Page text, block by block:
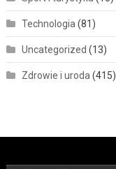
Technologia(81)
Uncategorized (13)
Zdrowie i uroda(415)